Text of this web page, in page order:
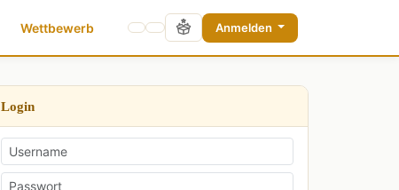
Wettbewerb Anmelden
Login